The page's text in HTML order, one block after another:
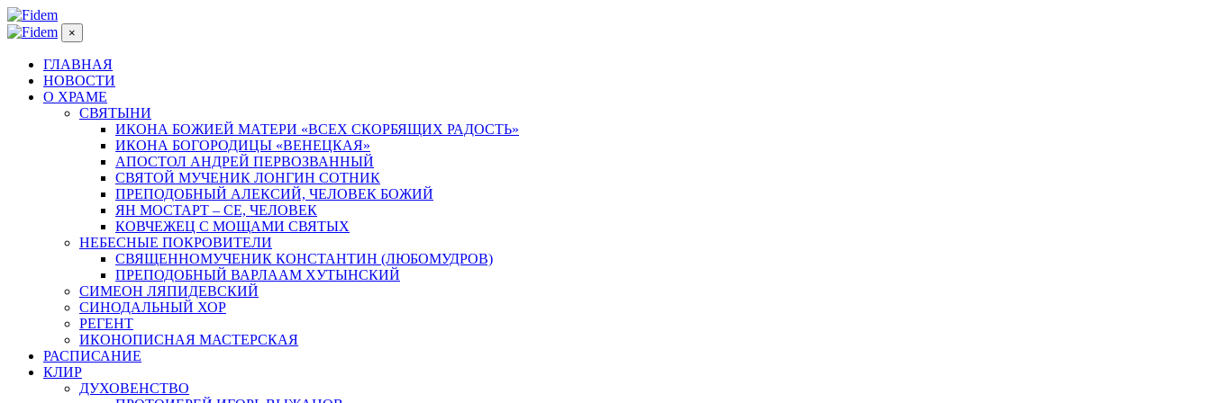
×
ГЛАВНАЯ
НОВОСТИ
О ХРАМЕ
СВЯТЫНИ
ИКОНА БОЖИЕЙ МАТЕРИ «ВСЕХ СКОРБЯЩИХ РАДОСТЬ»
ИКОНА БОГОРОДИЦЫ «ВЕНЕЦКАЯ»
АПОСТОЛ АНДРЕЙ ПЕРВОЗВАННЫЙ
СВЯТОЙ МУЧЕНИК ЛОНГИН СОТНИК
ПРЕПОДОБНЫЙ АЛЕКСИЙ, ЧЕЛОВЕК БОЖИЙ
ЯН МОСТАРТ – СЕ, ЧЕЛОВЕК
КОВЧЕЖЕЦ С МОЩАМИ СВЯТЫХ
НЕБЕСНЫЕ ПОКРОВИТЕЛИ
СВЯЩЕННОМУЧЕНИК КОНСТАНТИН (ЛЮБОМУДРОВ)
ПРЕПОДОБНЫЙ ВАРЛААМ ХУТЫНСКИЙ
СИМЕОН ЛЯПИДЕВСКИЙ
СИНОДАЛЬНЫЙ ХОР
РЕГЕНТ
ИКОНОПИСНАЯ МАСТЕРСКАЯ
РАСПИСАНИЕ
КЛИР
ДУХОВЕНСТВО